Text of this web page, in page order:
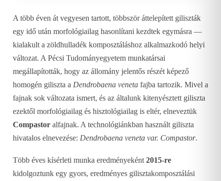
A több éven át vegyesen tartott, többször áttelepített giliszták
egy idő után morfológiailag hasonlítani kezdtek egymásra —
kialakult a zöldhulladék komposztáláshoz alkalmazkodó helyi
változat. A Pécsi Tudományegyetem munkatársai
megállapították, hogy az állomány jelentős részét képező
homogén giliszta a Dendrobaena veneta fajba tartozik. Mivel a
fajnak sok változata ismert, és az általunk kitenyésztett giliszta
ezektől morfológiailag és hisztológiailag is eltér, elneveztük
Compastor alfajnak. A technológiánkban használt giliszta
hivatalos elnevezése: Dendrobaena veneta var. Compastor.
Több éves kísérleti munka eredményeként 2015-re
kidolgoztunk egy gyors, eredményes gilisztakomposztálási